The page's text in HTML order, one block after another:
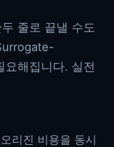
줄로 끝낼 수도
요해집니다. 실전
리진 비용을 동시